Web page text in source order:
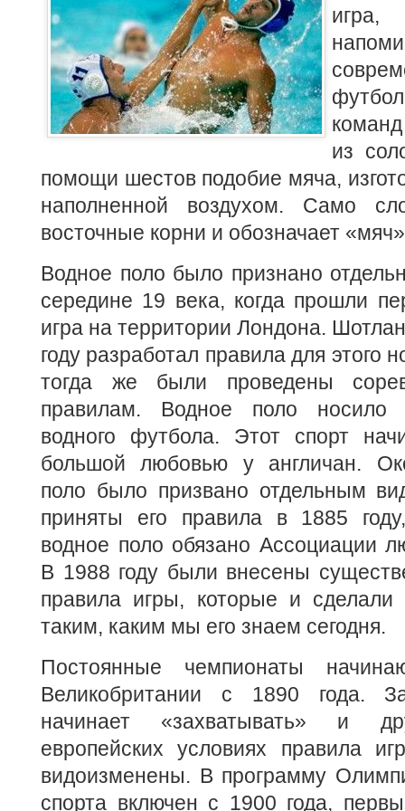
из
помощи шестов подобие мяча,
наполненной воздухом. Само
восточные корни и обозначает
Водное поло было признано
середине 19 века, когда прошли
игра на территории Лондона.
году разработал правила для этого
тогда же были проведены
правилам. Водное поло носило
водного футбола. Этот спорт
большой любовью у англичан.
поло было призвано отдельным
приняты его правила в 1885
водное поло обязано Ассоциации
В 1988 году были внесены
правила игры, которые и сделали
таким, каким мы его знаем сегодня.
Постоянные чемпионаты
Великобритании с 1890 года.
начинает «захватывать» и
европейских условиях правила
видоизменены. В программу
спорта включен с 1900 года,